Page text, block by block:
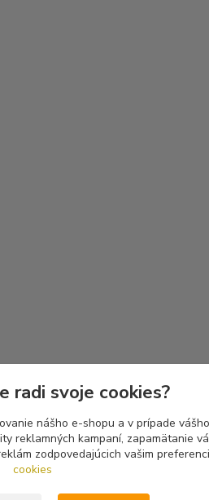
radi svoje cookies?
nášho e-shopu a v prípade
reklamných kampaní, zapamätanie
zodpovedajúcich vašim
cookies